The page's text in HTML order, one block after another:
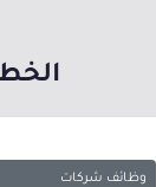
وظائف شركات